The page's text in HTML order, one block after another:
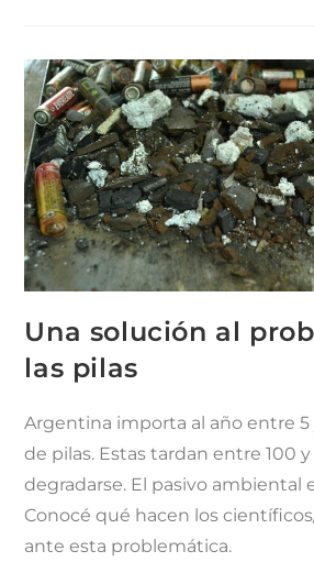
Una solución al
las pilas
Argentina importa al año entre
de pilas. Estas tardan entre 100
degradarse. El pasivo ambiental
Conocé qué hacen los
ante esta problemática.